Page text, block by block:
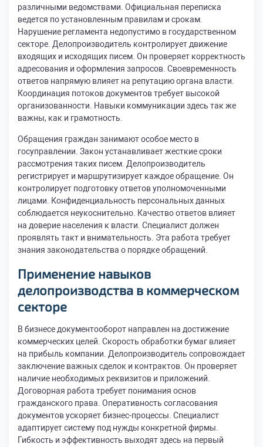
различными ведомствами. Официальная переписка
ведется по установленным правилам и срокам.
Нарушение регламента недопустимо в государственном
секторе. Делопроизводитель контролирует движение
входящих и исходящих писем. Он проверяет корректность
адресования и оформления запросов. Своевременность
ответов напрямую влияет на репутацию органа власти.
Координация потоков документов требует высокой
организованности. Навыки коммуникации здесь так же
важны, как и грамотность.
Обращения граждан занимают особое место в
госуправлении. Закон устанавливает жесткие сроки
рассмотрения таких писем. Делопроизводитель
регистрирует и маршрутизирует каждое обращение. Он
контролирует подготовку ответов уполномоченными
лицами. Конфиденциальность персональных данных
соблюдается неукоснительно. Качество ответов влияет
на доверие населения к власти. Специалист должен
проявлять такт и внимательность. Эта работа требует
знания законодательства о порядке обращений.
Применение навыков
делопроизводства в коммерческом
секторе
В бизнесе документооборот направлен на достижение
коммерческих целей. Скорость обработки бумаг влияет
на прибыль компании. Делопроизводитель сопровождает
заключение важных сделок и контрактов. Он проверяет
наличие необходимых реквизитов и приложений.
Договорная работа требует понимания основ
гражданского права. Оперативность согласования
документов ускоряет бизнес-процессы. Специалист
адаптирует систему под нужды конкретной фирмы.
Гибкость и эффективность выходят здесь на первый